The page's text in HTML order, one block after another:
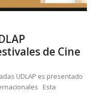
de Cine
UDLAP es presentado
Esta